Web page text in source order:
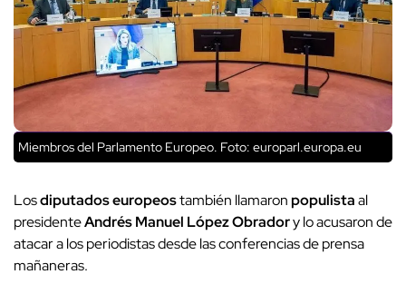
Miembros del Parlamento Europeo. Foto: europarl.europa.eu
Losdiputados europeostambién llamaronpopulistaal
presidenteAndrés Manuel López Obradory lo acusaron de
atacar a los periodistas desde las conferencias de prensa
mañaneras.